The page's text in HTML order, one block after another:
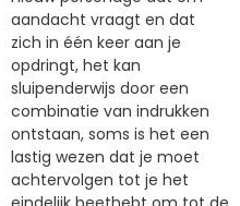
aandacht vraagt en dat
zich in één keer aan je
opdringt, het kan
sluipenderwijs door een
combinatie van indrukken
ontstaan, soms is het een
lastig wezen dat je moet
achtervolgen tot je het